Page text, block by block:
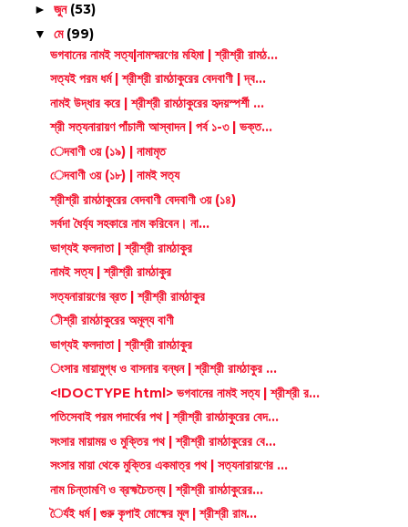
► জুন (53)
▼ মে (99)
ভগবানের নামই সত্য|নামস্মরণের মহিমা | শ্রীশ্রী রামঠ...
সত্যই পরম ধর্ম | শ্রীশ্রী রামঠাকুরের বেদবাণী | দ্ব...
নামই উদ্ধার করে | শ্রীশ্রী রামঠাকুরের হৃদয়স্পর্শী ...
শ্রী সত্যনারায়ণ পাঁচালী আস্বাদন | পর্ব ১-৩ | ভক্ত...
েদবাণী ৩য় (১৯) | নামামৃত
েদবাণী ৩য় (১৮) | নামই সত্য
শ্রীশ্রী রামঠাকুরের বেদবাণী বেদবাণী ৩য় (১৪)
সর্বদা ধৈর্য্য সহকারে নাম করিবেন। না...
ভাগ্যই ফলদাতা | শ্রীশ্রী রামঠাকুর
নামই সত্য | শ্রীশ্রী রামঠাকুর
সত্যনারায়ণের ব্রত | শ্রীশ্রী রামঠাকুর
ীশ্রী রামঠাকুরের অমূল্য বাণী
ভাগ্যই ফলদাতা | শ্রীশ্রী রামঠাকুর
ংসার মায়ামুগ্ধ ও বাসনার বন্ধন | শ্রীশ্রী রামঠাকুর ...
<!DOCTYPE html> ভগবানের নামই সত্য | শ্রীশ্রী র...
পতিসেবাই পরম পদার্থের পথ | শ্রীশ্রী রামঠাকুরের বেদ...
সংসার মায়াময় ও মুক্তির পথ | শ্রীশ্রী রামঠাকুরের বে...
সংসার মায়া থেকে মুক্তির একমাত্র পথ | সত্যনারায়ণের ...
নাম চিন্তামণি ও ব্রহ্মচৈতন্য | শ্রীশ্রী রামঠাকুরের...
ৈর্যই ধর্ম | গুরু কৃপাই মোক্ষের মূল | শ্রীশ্রী রাম...